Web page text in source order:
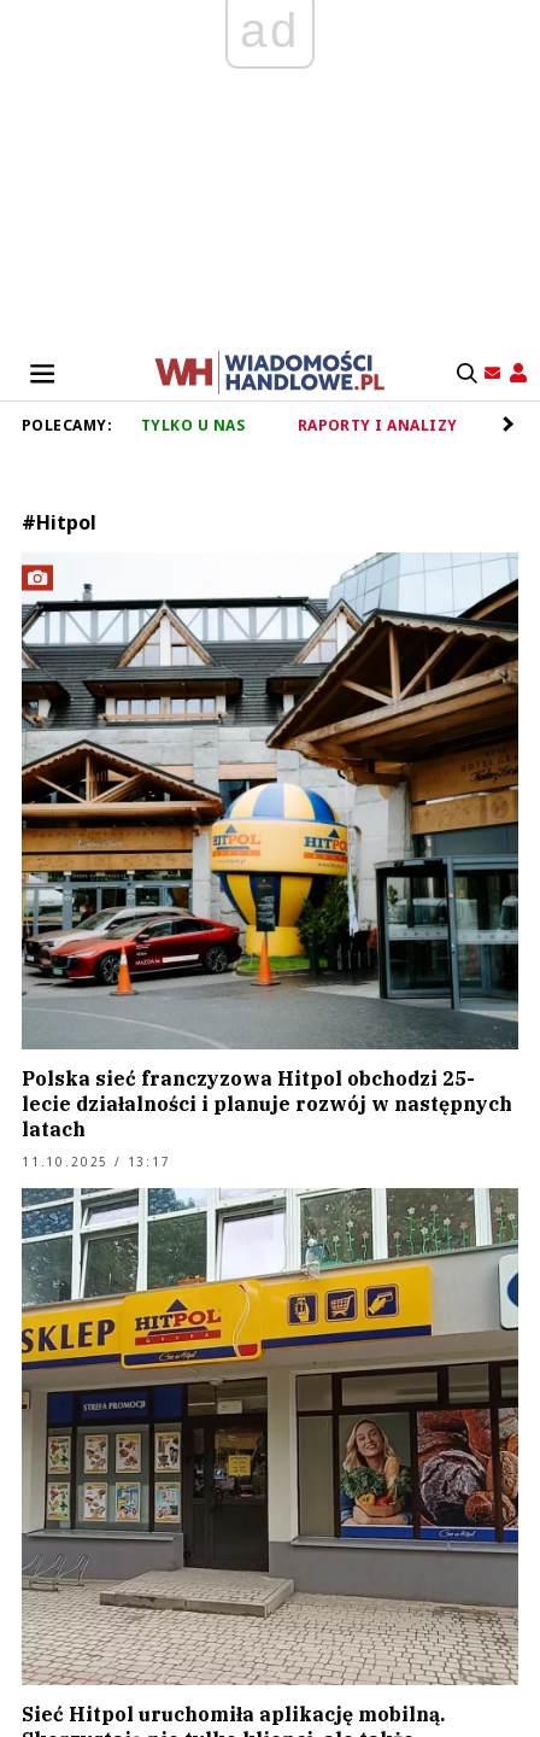
ad
POLECAMY: TYLKO U NAS RAPORTY I ANALIZY
#Hitpol
Polska sieć franczyzowa Hitpol obchodzi 25-
lecie działalności i planuje rozwój w następnych
latach
11.10.2025 / 13:17
Sieć Hitpol uruchomiła aplikację mobilną.